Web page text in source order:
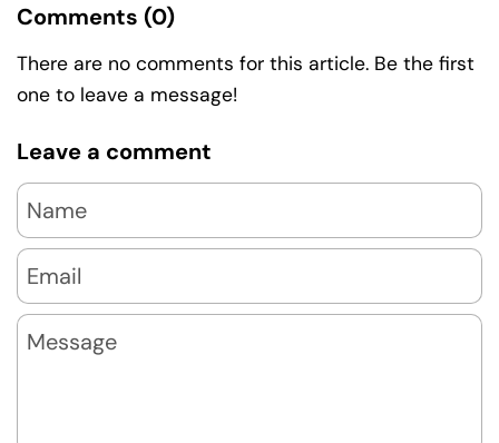
Comments (0)
There are no comments for this article. Be the first
one to leave a message!
Leave a comment
Name
Email
Message